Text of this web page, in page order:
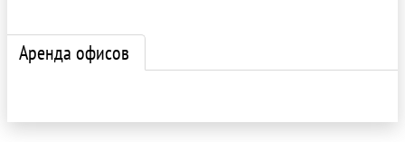
Аренда офисов